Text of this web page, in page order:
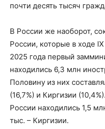
почти десять тысяч
В России же наоборот,
России, которые в ходе
2025 года первый
находились 6,3 млн
Половину из них
(16,7%) и Киргизии
России находились 1,5
тыс. – Киргизии.